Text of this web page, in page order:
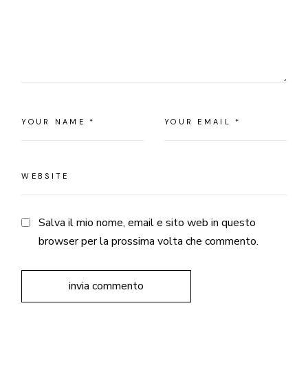
Salva il mio nome, email e sito web in questo
browser per la prossima volta che commento.
invia commento